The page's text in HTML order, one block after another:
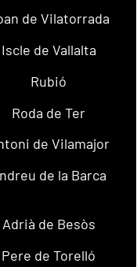
de Vilatorrada
Iscle de Vallalta
Rubió
Roda de Ter
de Vilamajor
de la Barca
Adrià de Besòs
Pere de Torelló